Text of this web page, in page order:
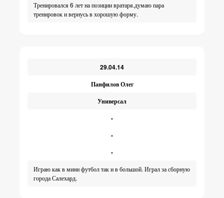
Тренировался 6 лет на позиции вратаря.думаю пара
тренировок и вернусь в хорошую форму.
29.04.14
Панфилов Олег
Универсал
-
-
-
Играю как в мини футбол так и в большой. Играл за сборную
города Салехард.